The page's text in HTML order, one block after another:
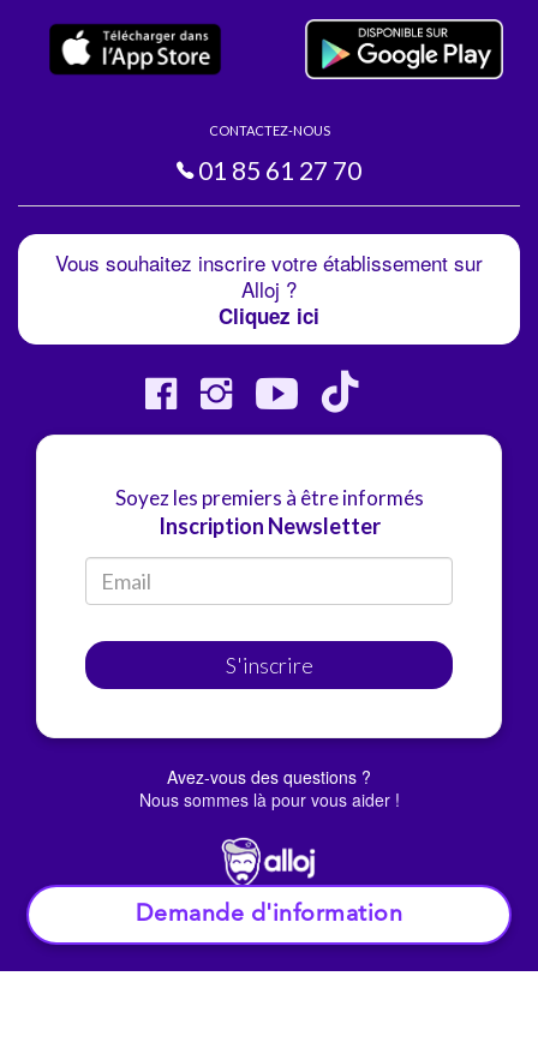
Demande d'information
CONTACTEZ-NOUS
01 85 61 27 70
Vous souhaitez inscrire votre établissement sur
Alloj ?
Cliquez ici
Soyez les premiers à être informés
Inscription Newsletter
S'inscrire
Avez-vous des questions ?
Nous sommes là pour vous aider !
© Alloj.2022 Tous droits réservés